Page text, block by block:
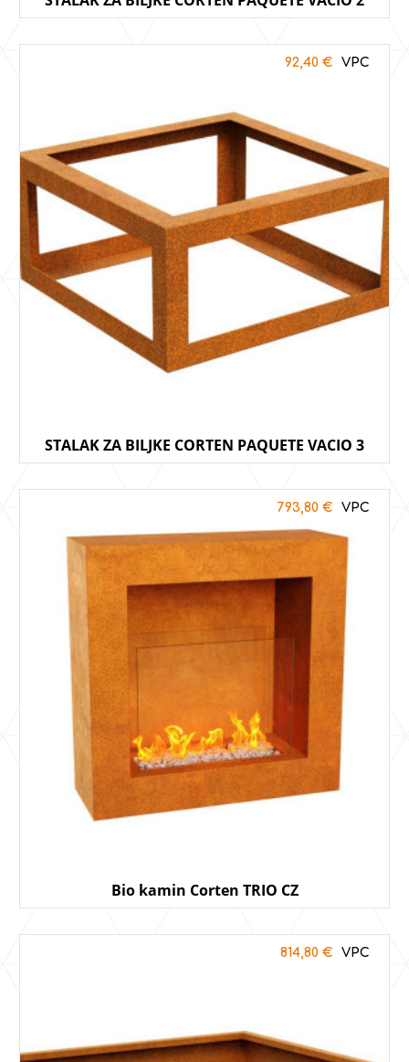
STALAK ZA BILJKE CORTEN PAQUETE VACIO 3
92,40 €
Bio kamin Corten TRIO CZ
793,80 €
814,80 €